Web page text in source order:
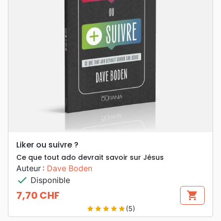
Liker ou suivre ?
Ce que tout ado devrait savoir sur Jésus
Auteur : Dave Boden
check Disponible
Prix
7,70 CHF shopping_cart
star star star star star(5)